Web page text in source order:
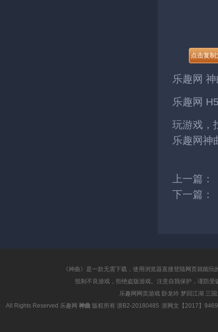
乐趣网
乐趣网
玩游戏，
乐趣网神
上一篇：
下一篇：
《神曲》是一款无需下载，使用浏览器直接登陆网页就能
抵制不良游戏，拒绝盗版游戏。注意自我保护，谨防
乐趣网网页游戏 卧龙吟 梦回江湖 三
All Rights Reserved 乐趣网 神曲 版权所有 浙B2-20180485 浙网文【2017】